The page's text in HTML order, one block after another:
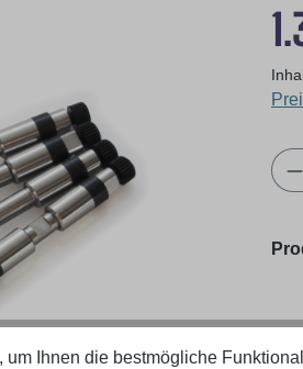
Ihnen die bestmögliche